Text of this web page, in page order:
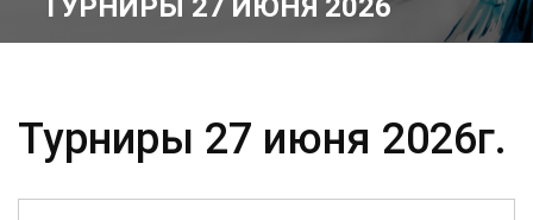
ТУРНИРЫ 27 ИЮНЯ 2026
Турниры 27 июня 2026г.